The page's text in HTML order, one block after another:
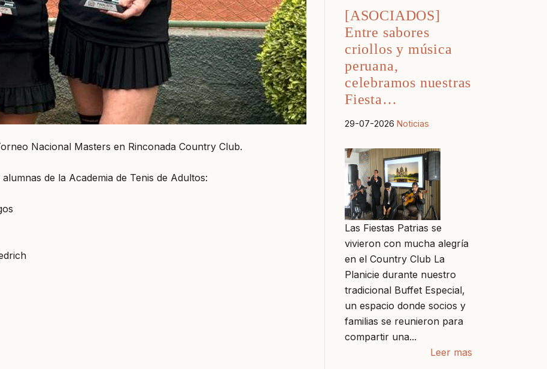
Nacional Masters en Rinconada Country Club.
de la Academia de Tenis de Adultos:
[ASOCIADOS]
Entre sabores
criollos y música
peruana,
celebramos nuestras
Fiesta…
29-07-2026 Noticias
Las Fiestas Patrias se
vivieron con mucha alegría
en el Country Club La
Planicie durante nuestro
tradicional Buffet Especial,
un espacio donde socios y
familias se reunieron para
compartir una...
Leer mas